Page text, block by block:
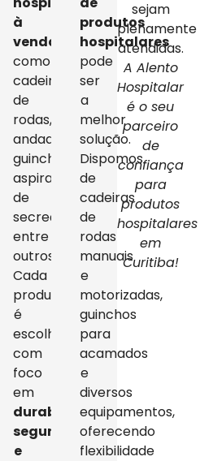
à
venda
como
cadeiras
de
rodas,
andadores,
guinchos,
aspiradores
de
secreção,
entre
outros.
Cada
produto
é
escolhido
com
foco
em
durabilidade,
segurança
e
produtos
hospitalares
pode
ser
a
melhor
solução.
Dispomos
de
cadeiras
de
rodas
manuais
e
motorizadas,
guinchos
para
acamados
e
diversos
equipamentos,
oferecendo
flexibilidade
sejam
plenamente
atendidas.
A Alento
Hospitalar
é o seu
parceiro
de
confiança
para
produtos
hospitalares
em
Curitiba!